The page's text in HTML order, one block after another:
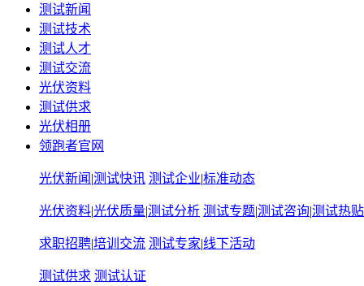
测试新闻
测试技术
测试人才
测试交流
光伏资料
测试供求
光伏相册
领跑者官网
光伏新闻 |测试快讯 测试企业|标准动态
光伏资料|光伏质量|测试分析 测试专题|测试咨询|测试热贴
求职招聘|培训交流 测试专家|线下活动
测试供求 测试认证